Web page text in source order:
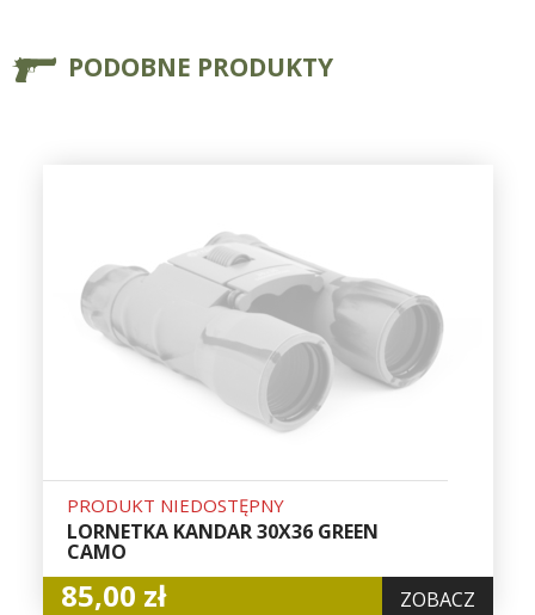
PODOBNE PRODUKTY
PRODUKT NIEDOSTĘPNY
LORNETKA KANDAR 30X36 GREEN
CAMO
85,00 zł ZOBACZ